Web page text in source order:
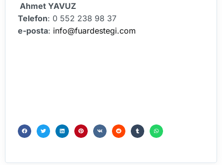
Ahmet YAVUZ
Telefon: 0 552 238 98 37
e-posta: info@fuardestegi.com